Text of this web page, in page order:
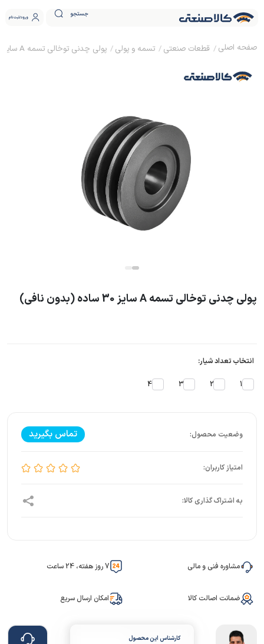
جستجو ورود ثبت نام
قطعات صنعتی تسمه و پولی پولی چدنی توخالی تسمه A سایز 30 ساده (بدون نافی)
پولی چدنی توخالی تسمه A سایز 30 ساده (بدون نافی)
انتخاب تعداد شیار:
1
2
3
4
تماس بگیرید
مشاوره فنی و مالی 7 روز هفته، 24 ساعت
ضمانت اصالت کالا امکان ارسال سریع
کارشناس این محصول